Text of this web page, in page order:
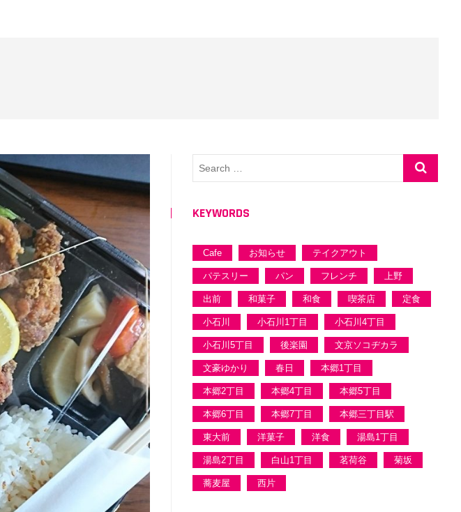
Search
KEYWORDS
Cafe お知らせ テイクアウト
パテスリー パン フレンチ 上野
出前 和菓子 和食 喫茶店 定食
小石川 小石川1丁目 小石川4丁目
小石川5丁目 後楽園 文京ソコヂカラ
文豪ゆかり 春日 本郷1丁目
本郷2丁目 本郷4丁目 本郷5丁目
本郷6丁目 本郷7丁目 本郷三丁目駅
東大前 洋菓子 洋食 湯島1丁目
湯島2丁目 白山1丁目 茗荷谷 菊坂
蕎麦屋 西片